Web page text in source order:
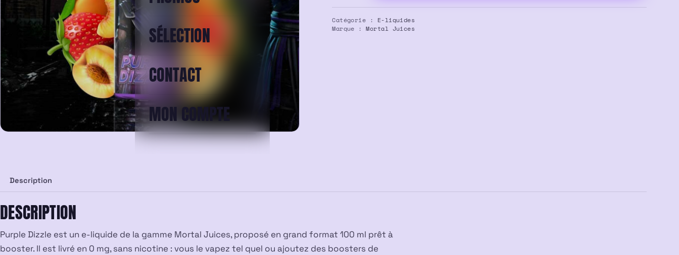
SÉLECTION
CONTACT
MON COMPTE
Purple
Catégorie : E-liquides
Marque :Mortal Juices
Description
DESCRIPTION
Purple Dizzle est un e-liquide de la gamme Mortal Juices, proposé en grand format 100 ml prêt à
booster. Il est livré en 0 mg, sans nicotine : vous le vapez tel quel ou ajoutez des boosters de